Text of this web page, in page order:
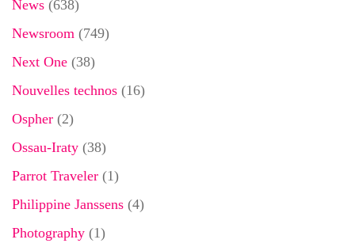
News (638)
Newsroom (749)
Next One (38)
Nouvelles technos (16)
Ospher (2)
Ossau-Iraty (38)
Parrot Traveler (1)
Philippine Janssens (4)
Photography (1)